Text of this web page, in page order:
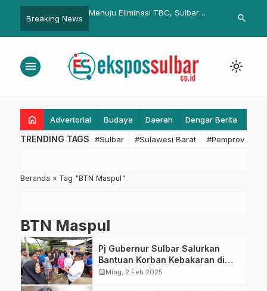
Breaking News
BPKPD Sulbar
Samsat Malam
Menuju Eliminasi TBC, Sulbar
Komunitas
search
menu light_mode
home Advertorial Budaya Daerah Dengar Berita
TRENDING TAGS #Sulbar #Sulawesi Barat #Pemprov
Beranda » Tag "BTN Maspul"
BTN Maspul
Pj Gubernur Sulbar Salurkan
Bantuan Korban Kebakaran di
BTN Maspul Mamuju
calendar_monthMing, 2 Feb 2025